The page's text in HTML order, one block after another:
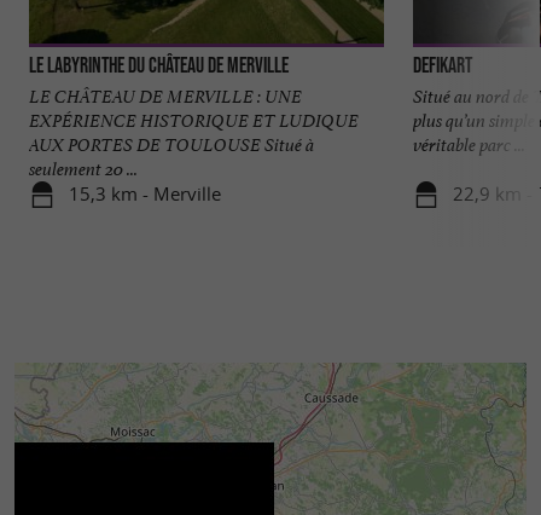
Le Labyrinthe du Château de Merville
LE CHÂTEAU DE MERVILLE : UNE
EXPÉRIENCE HISTORIQUE ET LUDIQUE
AUX PORTES DE TOULOUSE Situé à
seulement 20 ...
15,3 km - Merville
DefiKart
Situé au nord de
plus qu’un simple
véritable parc ...
22,9 km -